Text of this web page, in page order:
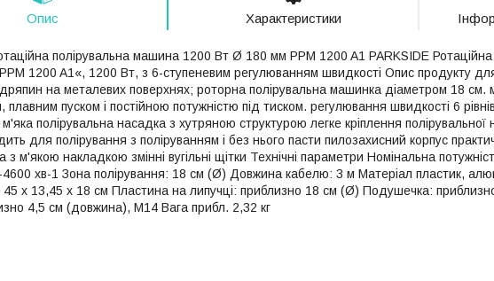
Опис Характеристики
полірувальна машина 1200 Вт Ø 180 мм PPM 1200 A1 PARKSIDE
1200 A1«, 1200 Вт, з 6-ступеневим регулюванням швидкості Опис продукту
на металевих поверхнях; роторна полірувальна машинка діаметром 18 см.
плавним пуском і постійною потужністю під тиском. регулювання швидкості 6
полірувальна насадка з хутряною структурою легке кріплення
для полірування з поліруванням і без нього пасти пилозахисний корпус
з м'якою накладкою змінні вугільні щітки Технічні параметри Номінальна
4600 хв-1 Зона полірування: 18 см (Ø) Довжина кабелю: 3 м Матеріал пластик,
45 x 13,45 x 18 см Пластина на липучці: приблизно 18 см (Ø) Подушечка:
4,5 см (довжина), M14 Вага прибл. 2,32 кг